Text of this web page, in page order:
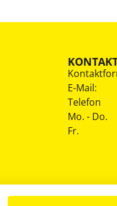
E-Mail:
Telefon
Mo. - Do.
Fr.